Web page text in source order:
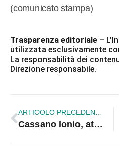
(comunicato stampa)
Trasparenza editoriale –
utilizzata esclusivamente
La responsabilità dei
Direzione responsabile.
Cassano Ionio, atti vandalici su proprietà comunale